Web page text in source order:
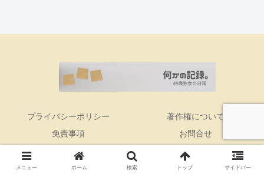
プライバシーポリシー
著作権について
免責事項
お問合せ
Copyright © 2016 何かの記録。 All Rights Reserved.
メニュー ホーム 検索 トップ サイドバー